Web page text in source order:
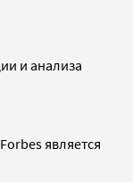
и анализа
является